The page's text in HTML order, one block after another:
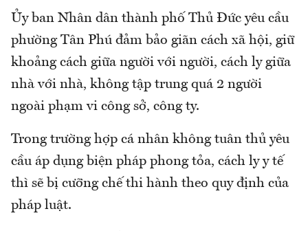
Ủy ban Nhân dân thành phố Thủ Đức yêu cầu
phường Tân Phú đảm bảo giãn cách xã hội, giữ
khoảng cách giữa người với người, cách ly giữa
nhà với nhà, không tập trung quá 2 người
ngoài phạm vi công sở, công ty.
Trong trường hợp cá nhân không tuân thủ yêu
cầu áp dụng biện pháp phong tỏa, cách ly y tế
thì sẽ bị cưỡng chế thi hành theo quy định của
pháp luật.